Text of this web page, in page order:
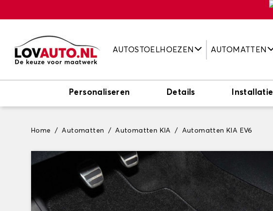
AUTOSTOELHOEZEN AUTOMATTEN
Personaliseren Details Installatie
Home Automatten Automatten KIA Automatten KIA EV6